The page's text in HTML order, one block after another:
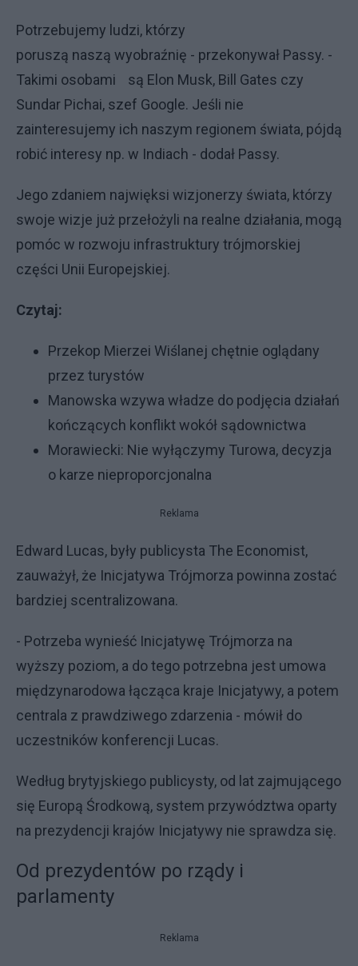
Potrzebujemy ludzi, którzy
poruszą naszą wyobraźnię - przekonywał Passy. -
Takimi osobami są Elon Musk, Bill Gates czy
Sundar Pichai, szef Google. Jeśli nie
zainteresujemy ich naszym regionem świata, pójdą
robić interesy np. w Indiach - dodał Passy.
Jego zdaniem najwięksi wizjonerzy świata, którzy
swoje wizje już przełożyli na realne działania, mogą
pomóc w rozwoju infrastruktury trójmorskiej
części Unii Europejskiej.
Czytaj:
Przekop Mierzei Wiślanej chętnie oglądany
przez turystów
Manowska wzywa władze do podjęcia działań
kończących konflikt wokół sądownictwa
Morawiecki: Nie wyłączymy Turowa, decyzja
o karze nieproporcjonalna
Reklama
Edward Lucas, były publicysta The Economist,
zauważył, że Inicjatywa Trójmorza powinna zostać
bardziej scentralizowana.
- Potrzeba wynieść Inicjatywę Trójmorza na
wyższy poziom, a do tego potrzebna jest umowa
międzynarodowa łącząca kraje Inicjatywy, a potem
centrala z prawdziwego zdarzenia - mówił do
uczestników konferencji Lucas.
Według brytyjskiego publicysty, od lat zajmującego
się Europą Środkową, system przywództwa oparty
na prezydencji krajów Inicjatywy nie sprawdza się.
Od prezydentów po rządy i
parlamenty
Reklama